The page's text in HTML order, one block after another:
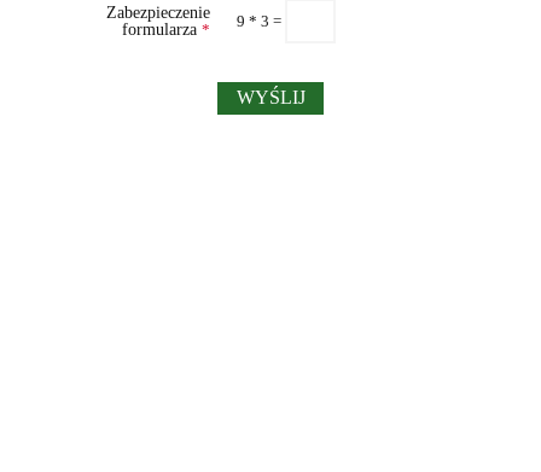
Zabezpieczenie
formularza* 9 * 3 =